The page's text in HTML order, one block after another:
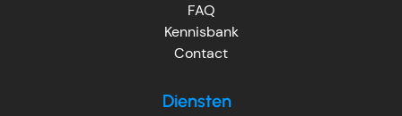
FAQ
Kennisbank
Contact
Diensten